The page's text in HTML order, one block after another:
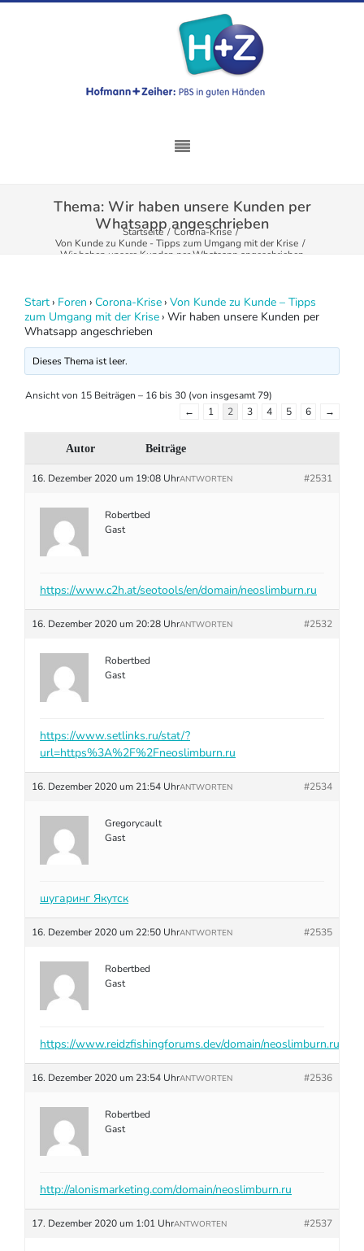
Thema: Wir haben unsere Kunden per
Whatsapp angeschrieben
Startseite / Corona-Krise /
Von Kunde zu Kunde - Tipps zum Umgang mit der Krise /
Wir haben unsere Kunden per Whatsapp angeschrieben
Start› Foren › Corona-Krise› Von Kunde zu Kunde – Tipps
zum Umgang mit der Krise› Wir haben unsere Kunden per
Whatsapp angeschrieben
Dieses Thema ist leer.
Ansicht von 15 Beiträgen – 16 bis 30 (von insgesamt 79)
←
1 2 3 4 5 6 →
Autor Beiträge
16. Dezember 2020 um 19:08 Uhr #2531
ANTWORTEN
Robertbed
Gast
https://www.c2h.at/seotools/en/domain/neoslimburn.ru
16. Dezember 2020 um 20:28 Uhr #2532
ANTWORTEN
Robertbed
Gast
https://www.setlinks.ru/stat/?
url=https%3A%2F%2Fneoslimburn.ru
16. Dezember 2020 um 21:54 Uhr #2534
ANTWORTEN
Gregorycault
Gast
шугаринг Якутск
16. Dezember 2020 um 22:50 Uhr #2535
ANTWORTEN
Robertbed
Gast
https://www.reidzfishingforums.dev/domain/neoslimburn.ru
16. Dezember 2020 um 23:54 Uhr #2536
ANTWORTEN
Robertbed
Gast
http://alonismarketing.com/domain/neoslimburn.ru
17. Dezember 2020 um 1:01 Uhr #2537
ANTWORTEN